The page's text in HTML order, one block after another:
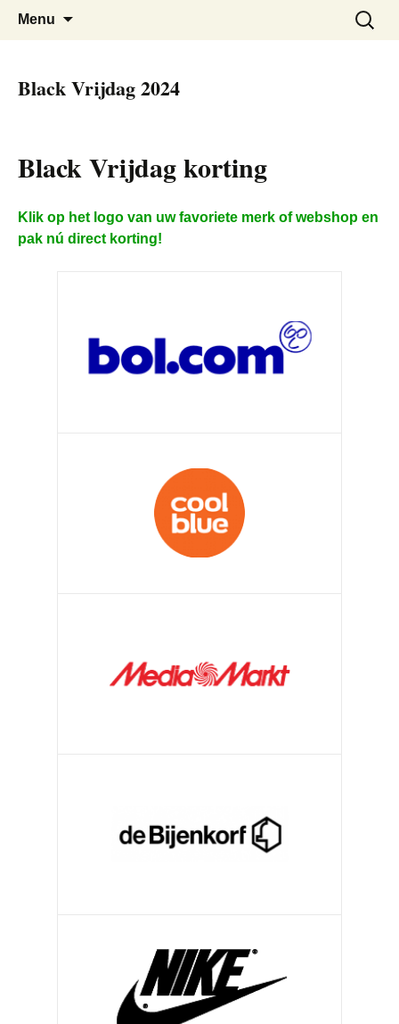
Black Friday Super SALE
De beste kortingen bij elkaar!
Menu
Zoeken
naar:
Black Vrijdag 2024
Black Vrijdag korting
Klik op het logo van uw favoriete merk of webshop en
pak nú direct korting!